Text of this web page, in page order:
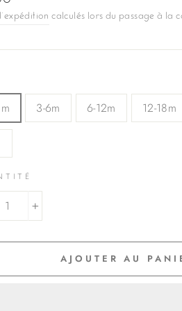
calculés lors du passage à la
3-6m 6-12m 12-18m
+
AJOUTER AU